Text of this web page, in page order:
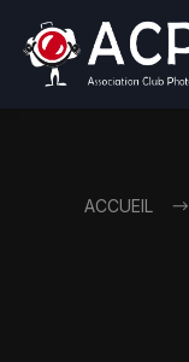
ACCUEIL